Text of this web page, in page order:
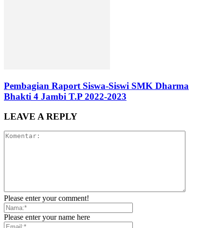
Pembagian Raport Siswa-Siswi SMK Dharma
Bhakti 4 Jambi T.P 2022-2023
LEAVE A REPLY
Please enter your comment!
Please enter your name here